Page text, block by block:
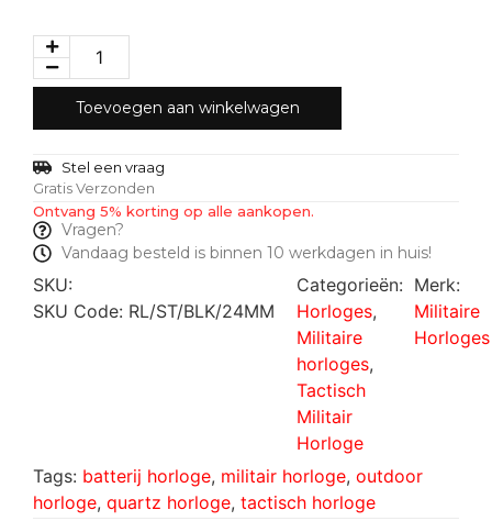
Toevoegen aan winkelwagen
Stel een vraag
Gratis Verzonden
Ontvang 5% korting op alle aankopen.
Vragen?
Vandaag besteld is binnen 10 werkdagen in huis!
SKU:
SKU Code: RL/ST/BLK/24MM
Categorieën:
Horloges,
Militaire
horloges,
Tactisch
Militair
Horloge
Merk:
Militaire
Horloges
Tags: batterij horloge, militair horloge, outdoor
horloge, quartz horloge, tactisch horloge